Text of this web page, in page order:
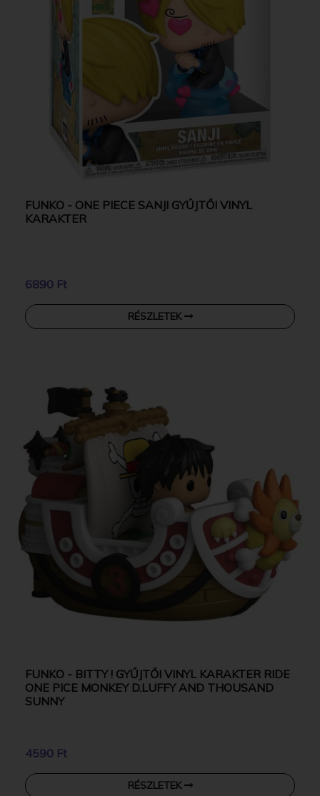
FUNKO - ONE PIECE SANJI GYŰJTŐI VINYL
KARAKTER
6890 Ft
RÉSZLETEK
FUNKO - BITTY ! GYŰJTŐI VINYL KARAKTER RIDE
ONE PICE MONKEY D.LUFFY AND THOUSAND
SUNNY
4590 Ft
RÉSZLETEK